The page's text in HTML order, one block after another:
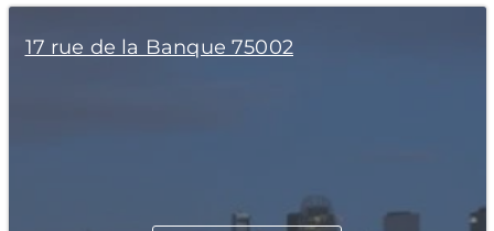
17 rue de la Banque 75002